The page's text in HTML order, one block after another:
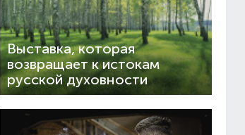
Выставка, которая
возвращает к истокам
русской духовности